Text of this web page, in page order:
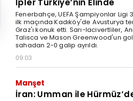
İpler Türkiye’nin Elinde
Fenerbahçe, UEFA Şampiyonlar Ligi
ilk maçında Kadıköy'de Avusturya
Graz'ı konuk etti. Sarı-lacivertliler,
Talisca ve Mason Greenwood'un
sahadan 2-0 galip ayrıldı.
09:03
Manşet
İran: Umman ile